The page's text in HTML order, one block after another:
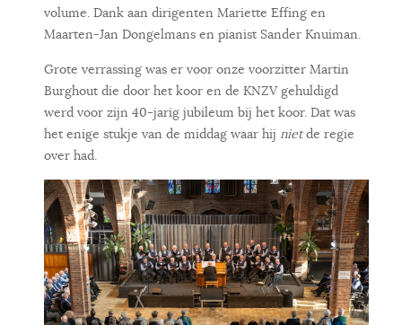
volume. Dank aan dirigenten Mariette Effing en
Maarten-Jan Dongelmans en pianist Sander Knuiman.
Grote verrassing was er voor onze voorzitter Martin
Burghout die door het koor en de KNZV gehuldigd
werd voor zijn 40-jarig jubileum bij het koor. Dat was
het enige stukje van de middag waar hij nietde regie
over had.